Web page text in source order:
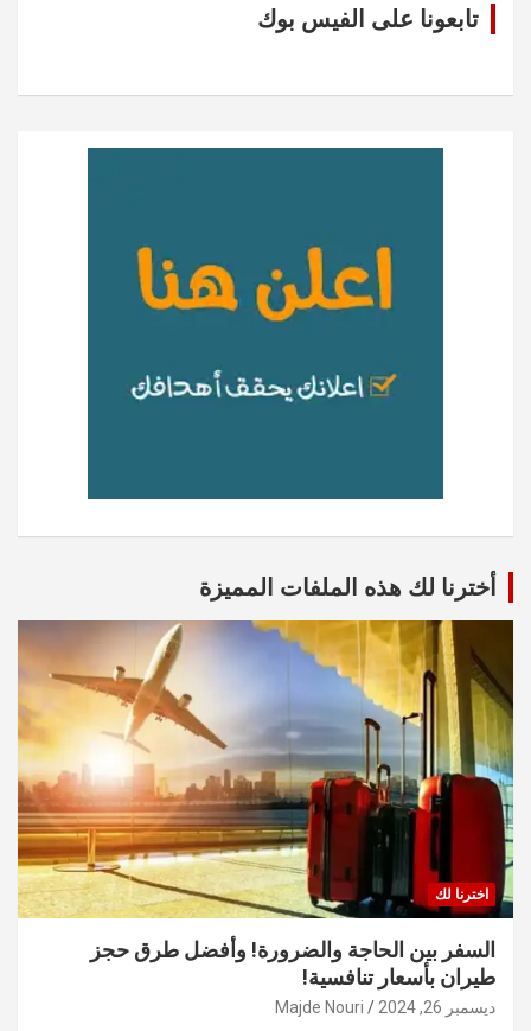
تابعونا على الفيس بوك
أخترنا لك هذه الملفات المميزة
اخترنا لك
السفر بين الحاجة والضرورة! وأفضل طرق حجز
طيران بأسعار تنافسية!
ديسمبر 26, 2024 Majde Nouri